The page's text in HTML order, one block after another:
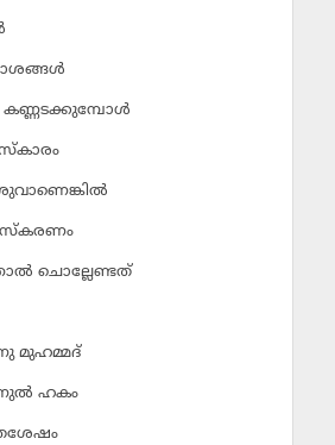
കണ്ണടക്കുമ്പോള്‍
ചൊല്ലേണ്ടത്
മുഹമ്മദ്
ഹകം